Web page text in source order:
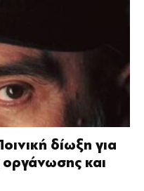
δίωξη για
και